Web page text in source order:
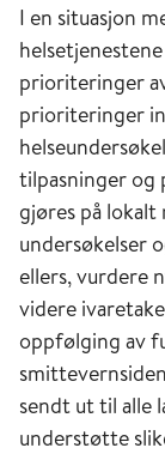
I en situasjon
prioriteringer
prioriteringer
tilpasninger
gjøres på
undersøkelser
ellers, vurdere
videre
oppfølging av
sendt ut til alle
understøtte